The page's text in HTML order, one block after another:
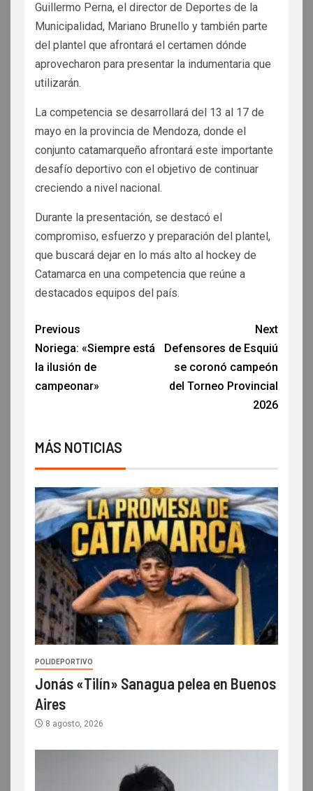
Guillermo Perna, el director de Deportes de la
Municipalidad, Mariano Brunello y también parte
del plantel que afrontará el certamen dónde
aprovecharon para presentar la indumentaria que
utilizarán.
La competencia se desarrollará del 13 al 17 de
mayo en la provincia de Mendoza, donde el
conjunto catamarqueño afrontará este importante
desafío deportivo con el objetivo de continuar
creciendo a nivel nacional.
Durante la presentación, se destacó el
compromiso, esfuerzo y preparación del plantel,
que buscará dejar en lo más alto al hockey de
Catamarca en una competencia que reúne a
destacados equipos del país.
Previous
Noriega: «Siempre está
la ilusión de
campeonar»
Next
Defensores de Esquiú
se coronó campeón
del Torneo Provincial
2026
MÁS NOTICIAS
POLIDEPORTIVO
Jonás «Tilín» Sanagua pelea en Buenos
Aires
8 agosto, 2026